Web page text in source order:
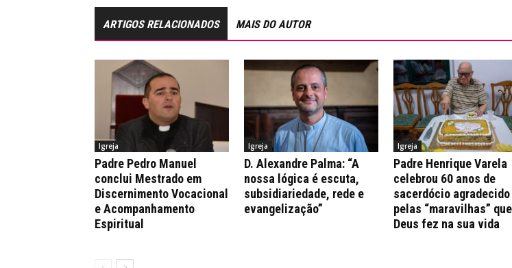
ARTIGOS RELACIONADOS MAIS DO AUTOR
Igreja
Padre Pedro Manuel
conclui Mestrado em
Discernimento Vocacional
e Acompanhamento
Espiritual
Igreja
D. Alexandre Palma: “A
nossa lógica é escuta,
subsidiariedade, rede e
evangelização”
Igreja
Padre Henrique Varela
celebrou 60 anos de
sacerdócio agradecido
pelas “maravilhas” que
Deus fez na sua vida